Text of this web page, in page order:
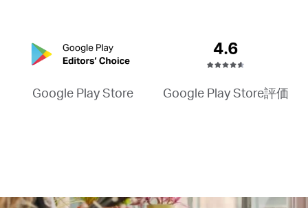
Google Play Store Google Play Store評価